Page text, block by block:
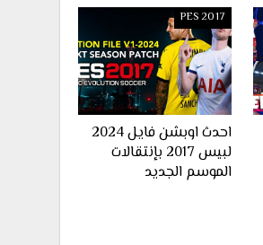
PES 2017
احدث اوبشن فايل 2024
لبيس 2017 بإنتقالات
الموسم الجديد